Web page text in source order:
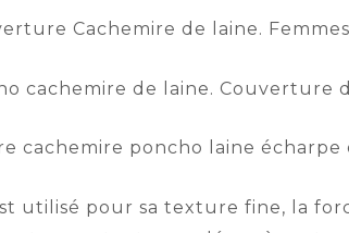
Cachemire de laine.
cachemire de laine. Couverture
cachemire poncho laine écharpe
utilisé pour sa texture fine, la